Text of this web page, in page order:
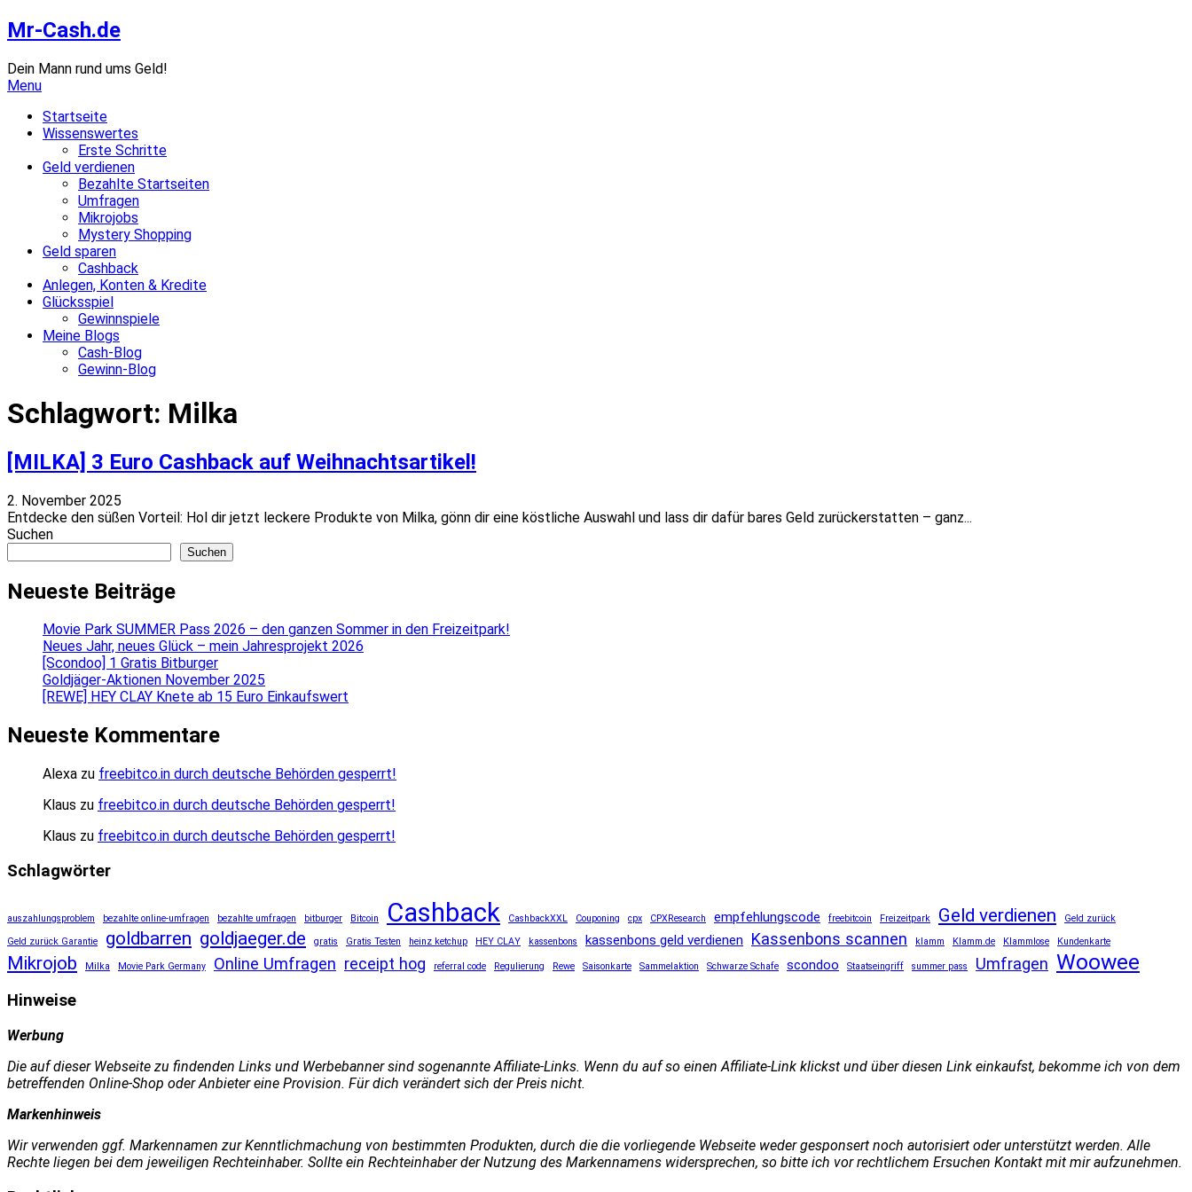
Skip
to
content
Mr-Cash.de
Dein Mann rund ums Geld!
Menu
Startseite
Wissenswertes
Erste Schritte
Geld verdienen
Bezahlte Startseiten
Umfragen
Mikrojobs
Mystery Shopping
Geld sparen
Cashback
Anlegen, Konten & Kredite
Glücksspiel
Gewinnspiele
Meine Blogs
Cash-Blog
Gewinn-Blog
Schlagwort: Milka
[MILKA] 3 Euro Cashback auf Weihnachtsartikel!
2. November 2025
Entdecke den süßen Vorteil: Hol dir jetzt leckere Produkte von Milka, gönn dir eine köstliche Auswahl und lass dir dafür bares Geld zurückerstatten – ganz...
Suchen
Suchen
Neueste Beiträge
Movie Park SUMMER Pass 2026 – den ganzen Sommer in den Freizeitpark!
Neues Jahr, neues Glück – mein Jahresprojekt 2026
[Scondoo] 1 Gratis Bitburger
Goldjäger-Aktionen November 2025
[REWE] HEY CLAY Knete ab 15 Euro Einkaufswert
Neueste Kommentare
Alexa zu freebitco.in durch deutsche Behörden gesperrt!
Klaus zu freebitco.in durch deutsche Behörden gesperrt!
Klaus zu freebitco.in durch deutsche Behörden gesperrt!
Schlagwörter
auszahlungsproblem bezahlte online-umfragen bezahlte umfragen bitburger Bitcoin Cashback CashbackXXL Couponing cpx CPXResearch empfehlungscode freebitcoin Freizeitpark Geld verdienen
Geld zurück
Geld zurück Garantie
goldbarren goldjaeger.de gratis Gratis Testen heinz ketchup HEY CLAY kassenbons kassenbons geld verdienen Kassenbons scannen klamm Klamm.de Klammlose Kundenkarte
Mikrojob Milka Movie Park Germany Online Umfragen receipt hog referral code Regulierung Rewe Saisonkarte Sammelaktion Schwarze Schafe scondoo Staatseingriff summer pass Umfragen Woowee
Hinweise
Werbung
Die auf dieser Webseite zu findenden Links und Werbebanner sind sogenannte Affiliate-Links. Wenn du auf so einen Affiliate-Link klickst und über diesen Link einkaufst, bekomme ich von dem
betreffenden Online-Shop oder Anbieter eine Provision. Für dich verändert sich der Preis nicht.
Markenhinweis
Wir verwenden ggf. Markennamen zur Kenntlichmachung von bestimmten Produkten, durch die die vorliegende Webseite weder gesponsert noch autorisiert oder unterstützt werden. Alle
Rechte liegen bei dem jeweiligen Rechteinhaber. Sollte ein Rechteinhaber der Nutzung des Markennamens widersprechen, so bitte ich vor rechtlichem Ersuchen Kontakt mit mir aufzunehmen.